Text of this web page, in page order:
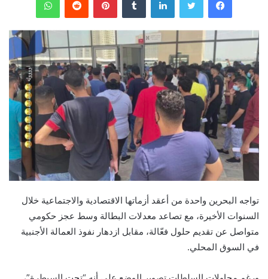
تواجه البحرين واحدة من أعقد أزماتها الاقتصادية والاجتماعية خلال
السنوات الأخيرة، مع تصاعد معدلات البطالة وسط عجز حكومي
متواصل عن تقديم حلول فعّالة، مقابل ازدهار نفوذ العمالة الأجنبية
في السوق المحلي.